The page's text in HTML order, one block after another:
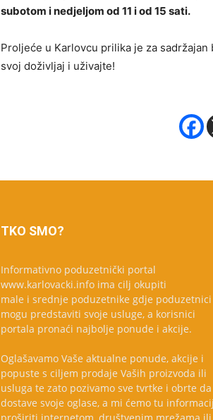
subotom i nedjeljom od 11 i od 15 sati.
Proljeće u Karlovcu prilika je za
svoj doživljaj i uživajte!
TKO SMO?
Informativno poduzetnički portal
www.karlovacki.info ima cilj okupiti
male i srednje poduzetnike gdje poduzetnici
mogu predstaviti svoje usluge, a korisnici
portala pronaći najbolje ponude i akcije.
Oglašavamo Vaše aktualne ponude, akcije i
popuste s ciljem prodaje Vaših proizvoda ili
usluga te zato pozivamo sve tvrtke i obrte da
dostave svoje oglase, a mi ćemo tu